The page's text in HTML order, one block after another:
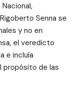
Senna se
y no en
el veredicto
e incluía
propósito de las